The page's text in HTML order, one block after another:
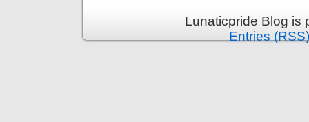
Lunaticpride Blog is
Entries (RSS)